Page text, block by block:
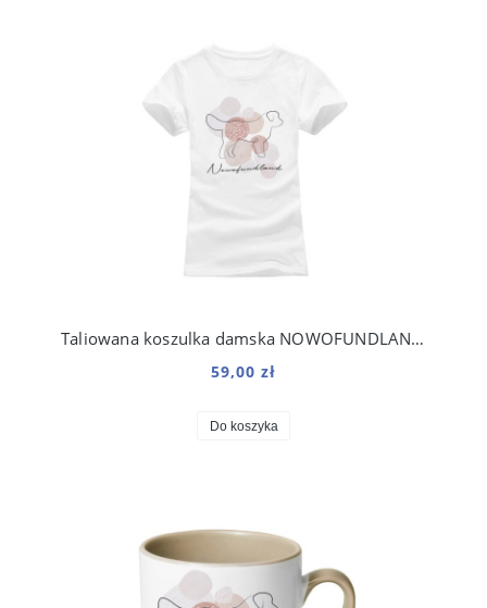
Taliowana koszulka damska NOWOFUNDLAND kolekcja Boho
59,00 zł
Do koszyka